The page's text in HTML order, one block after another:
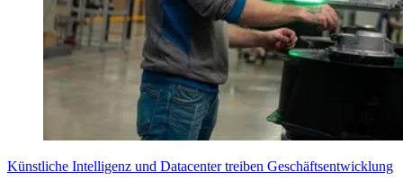
Künstliche Intelligenz und Datacenter treiben Geschäftsentwicklung